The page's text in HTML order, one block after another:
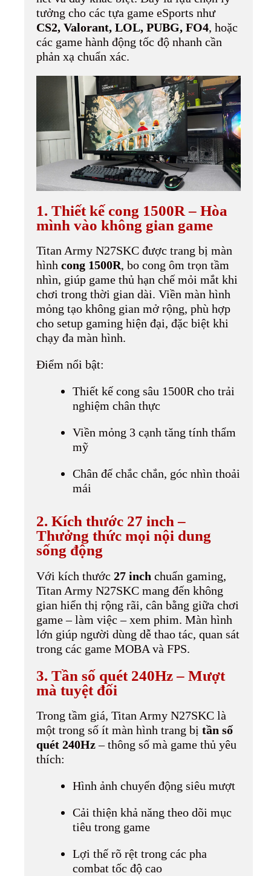
tưởng cho các tựa game eSports như
CS2, Valorant, LOL, PUBG, FO4, hoặc
các game hành động tốc độ nhanh cần
phản xạ chuẩn xác.
1. Thiết kế cong 1500R – Hòa
mình vào không gian game
Titan Army N27SKC được trang bị màn
hình cong 1500R, bo cong ôm trọn tầm
nhìn, giúp game thủ hạn chế mỏi mắt khi
chơi trong thời gian dài. Viền màn hình
mỏng tạo không gian mở rộng, phù hợp
cho setup gaming hiện đại, đặc biệt khi
chạy đa màn hình.
Điểm nổi bật:
Thiết kế cong sâu 1500R cho trải
nghiệm chân thực
Viền mỏng 3 cạnh tăng tính thẩm
mỹ
Chân đế chắc chắn, góc nhìn thoải
mái
2. Kích thước 27 inch –
Thưởng thức mọi nội dung
sống động
Với kích thước 27 inch chuẩn gaming,
Titan Army N27SKC mang đến không
gian hiển thị rộng rãi, cân bằng giữa chơi
game – làm việc – xem phim. Màn hình
lớn giúp người dùng dễ thao tác, quan sát
trong các game MOBA và FPS.
3. Tần số quét 240Hz – Mượt
mà tuyệt đối
Trong tầm giá, Titan Army N27SKC là
một trong số ít màn hình trang bị tần số
quét 240Hz– thông số mà game thủ yêu
thích:
Hình ảnh chuyển động siêu mượt
Cải thiện khả năng theo dõi mục
tiêu trong game
Lợi thế rõ rệt trong các pha
combat tốc độ cao